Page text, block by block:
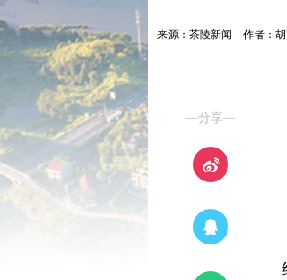
来源：茶陵新闻 作者：
—分享—